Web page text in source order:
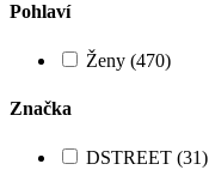
Pohlaví
Ženy (470)
Značka
DSTREET (31)